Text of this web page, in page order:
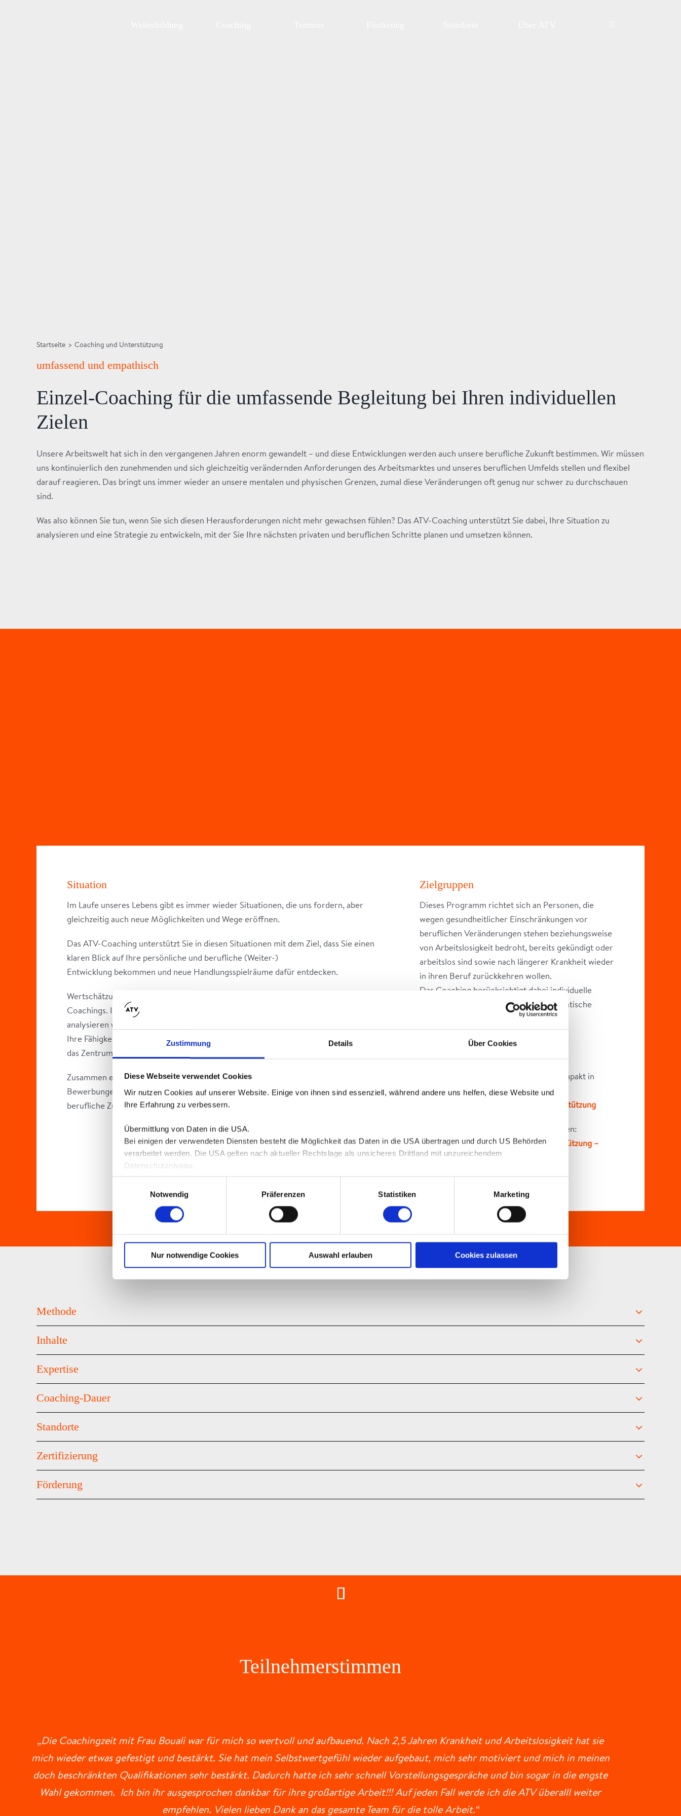
Zustimmung Details Über Cookies
Diese Webseite verwendet Cookies
Wir nutzen Cookies auf unserer Website. Einige von ihnen sind essenziell, während andere uns helfen, diese Website und
Ihre Erfahrung zu verbessern.
Übermittlung von Daten in die USA.
Bei einigen der verwendeten Diensten besteht die Möglichkeit das Daten in die USA übertragen und durch US Behörden
verarbeitet werden. Die USA gelten nach aktueller Rechtslage als unsicheres Drittland mit unzureichendem
Datenschutzniveau.
Nähere Informationen erhalten Sie in unsererDatenschutzerklärung.
Notwendig
Präferenzen Statistiken Marketing
Nur notwendige Cookies Auswahl erlauben Cookies zulassen
Startseite > Coaching und Unterstützung
umfassend und empathisch
Einzel-Coaching für die umfassende Begleitung bei Ihren individuellen
Zielen
Unsere Arbeitswelt hat sich in den vergangenen Jahren enorm gewandelt – und diese Entwicklungen werden auch unsere berufliche Zukunft bestimmen. Wir müssen
uns kontinuierlich den zunehmenden und sich gleichzeitig verändernden Anforderungen des Arbeitsmarktes und unseres beruflichen Umfelds stellen und flexibel
darauf reagieren. Das bringt uns immer wieder an unsere mentalen und physischen Grenzen, zumal diese Veränderungen oft genug nur schwer zu durchschauen
sind.
Was also können Sie tun, wenn Sie sich diesen Herausforderungen nicht mehr gewachsen fühlen? Das ATV-Coaching unterstützt Sie dabei, Ihre Situation zu
analysieren und eine Strategie zu entwickeln, mit der Sie Ihre nächsten privaten und beruflichen Schritte planen und umsetzen können.
Situation
Im Laufe unseres Lebens gibt es immer wieder Situationen, die uns fordern, aber
gleichzeitig auch neue Möglichkeiten und Wege eröffnen.
Das ATV-Coaching unterstützt Sie in diesen Situationen mit dem Ziel, dass Sie einen
klaren Blick auf Ihre persönliche und berufliche (Weiter-)
Entwicklung bekommen und neue Handlungsspielräume dafür entdecken.
Wertschätzung, Vertrauen, Offenheit und Freiwilligkeit bilden das Fundament unseres
Coachings. In einem professionellen, ergebnis- und lösungsorientierten Prozess
analysieren wir – unter Berücksichtigung Ihrer aktuellen gesundheitlichen Situation –
Ihre Fähigkeiten, Stärken und Potenziale und rücken Ihre Anliegen, Wünsche und Ziele in
das Zentrum Ihrer weiteren Planung.
Zusammen entwickeln wir Ihre persönliche Erfolgsstrategie,unterstützen Sie bei Ihren
Bewerbungen und stärken sowie ermutigen Sie bei Ihren Schritten auf dem Weg in Ihre
berufliche Zukunft.
Zielgruppen
Dieses Programm richtet sich an Personen, die
wegen gesundheitlicher Einschränkungen vor
beruflichen Veränderungen stehen beziehungsweise
von Arbeitslosigkeit bedroht, bereits gekündigt oder
arbeitslos sind sowie nach längerer Krankheit wieder
in ihren Beruf zurückkehren wollen.
Das Coaching berücksichtigt dabei individuelle
physische, psychische oder psychosomatische
Download
Hier finden Sie alle relevanten Infos kompakt in
einem Folder.
Download-Flyer Coaching und Unterstützung
Version zum Ausdrucken und Farbesparen:
>Download-Flyer Coching und Unterstützung –
Druckversion – farbsparend
Methode
Inhalte
Expertise
Coaching-Dauer
Standorte
Zertifizierung
Förderung
Teilnehmerstimmen
„Die Coachingzeit mit Frau Bouali war für mich so wertvoll und aufbauend. Nach 2,5 Jahren Krankheit und Arbeitslosigkeit hat sie
mich wieder etwas gefestigt und bestärkt. Sie hat mein Selbstwertgefühl wieder aufgebaut, mich sehr motiviert und mich in meinen
doch beschränkten Qualifikationen sehr bestärkt. Dadurch hatte ich sehr schnell Vorstellungsgespräche und bin sogar in die engste
Wahl gekommen. Ich bin ihr ausgesprochen dankbar für ihre großartige Arbeit!!! Auf jeden Fall werde ich die ATV überalll weiter
empfehlen. Vielen lieben Dank an das gesamte Team für die tolle Arbeit.“